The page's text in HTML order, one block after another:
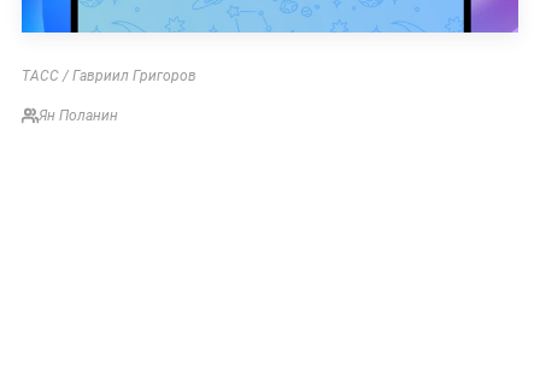
ТАСС / Гавриил Григоров
Ян Поланин